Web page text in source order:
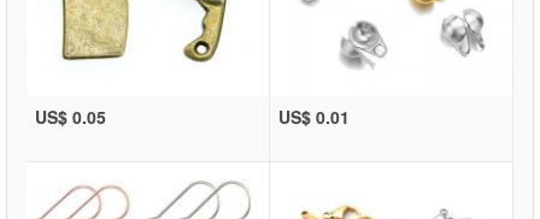
US$ 0.05 US$ 0.01